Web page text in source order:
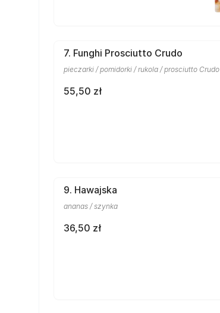
7. Funghi Prosciutto Crudo
pieczarki / pomidorki / rukola / prosciutto Crudo
55,50 zł
9. Hawajska
ananas / szynka
36,50 zł